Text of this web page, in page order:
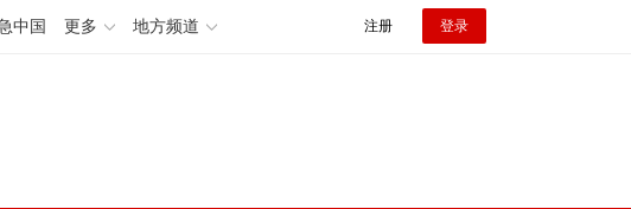
中国 更多 地方频道 注册 登录